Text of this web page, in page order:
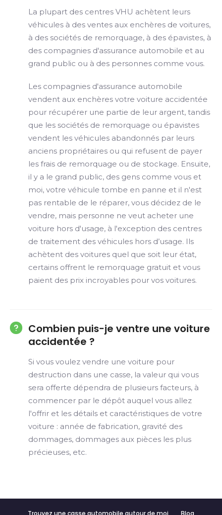
La plupart des centres VHU achètent leurs
véhicules à des ventes aux enchères de voitures,
à des sociétés de remorquage, à des épavistes, à
des compagnies d'assurance automobile et au
grand public ou à des personnes comme vous.
Les compagnies d'assurance automobile
vendent aux enchères votre voiture accidentée
pour récupérer une partie de leur argent, tandis
que les sociétés de remorquage ou épavistes
vendent les véhicules abandonnés par leurs
anciens propriétaires ou qui refusent de payer
les frais de remorquage ou de stockage. Ensuite,
il y a le grand public, des gens comme vous et
moi, votre véhicule tombe en panne et il n'est
pas rentable de le réparer, vous décidez de le
vendre, mais personne ne veut acheter une
voiture hors d'usage, à l'exception des centres
de traitement des véhicules hors d’usage. Ils
achètent des voitures quel que soit leur état,
certains offrent le remorquage gratuit et vous
paient des prix incroyables pour vos voitures.
Combien puis-je ventre une voiture
accidentée ?
Si vous voulez vendre une voiture pour
destruction dans une casse, la valeur qui vous
sera offerte dépendra de plusieurs facteurs, à
commencer par le dépôt auquel vous allez
l'offrir et les détails et caractéristiques de votre
voiture : année de fabrication, gravité des
dommages, dommages aux pièces les plus
précieuses, etc.
Trouvez une casse automobile autour de moi Blog